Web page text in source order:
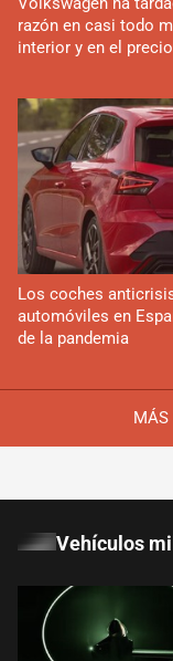
MÁS
razón en casi todo
interior y en el
Los coches
automóviles en
de la pandemia
Vehículos